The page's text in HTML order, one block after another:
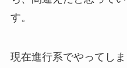
す。
現在進行系でやってし